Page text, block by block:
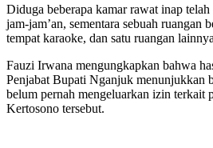
Diduga beberapa kamar rawat inap
jam-jam’an, sementara sebuah ruangan
tempat karaoke, dan satu ruangan
Fauzi Irwana mengungkapkan bahwa
Penjabat Bupati Nganjuk menunjukkan
belum pernah mengeluarkan izin terkait
Kertosono tersebut.